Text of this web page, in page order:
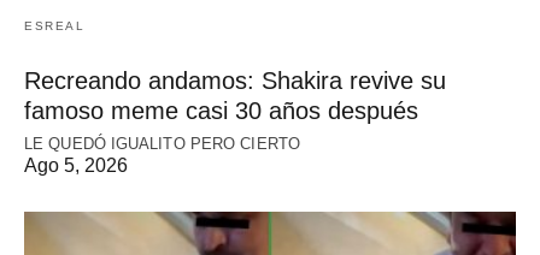
ESREAL
Recreando andamos: Shakira revive su
famoso meme casi 30 años después
LE QUEDÓ IGUALITO PERO CIERTO
Ago 5, 2026